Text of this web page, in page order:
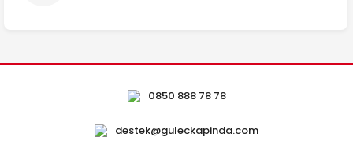
0850 888 78 78
destek@guleckapinda.com